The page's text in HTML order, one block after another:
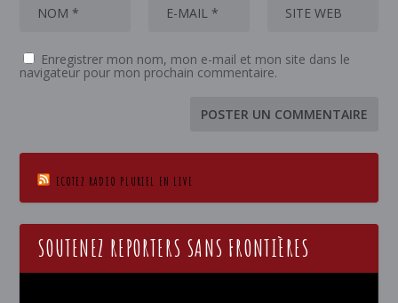
Enregistrer mon nom, mon e-mail et mon site dans le
navigateur pour mon prochain commentaire.
ECOTEZ RADIO PLURIEL EN LIVE
SOUTENEZ REPORTERS SANS FRONTIÈRES